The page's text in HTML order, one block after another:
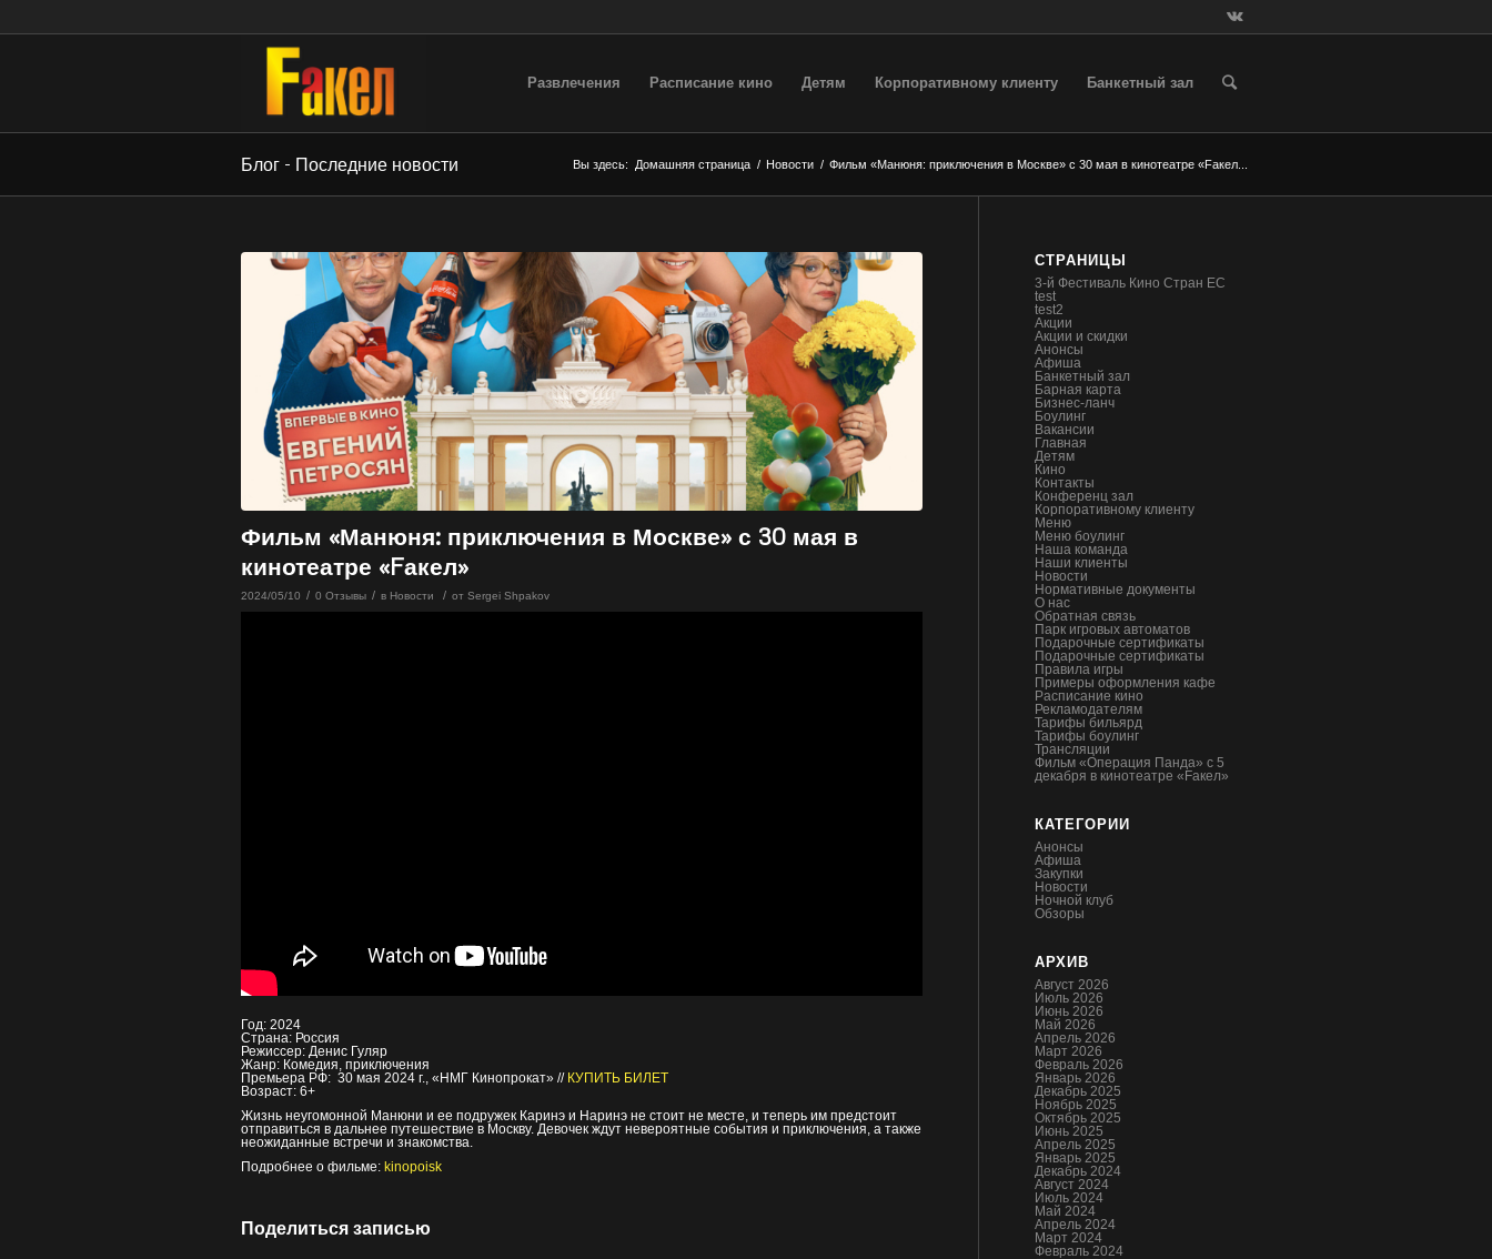
Развлечения Расписание кино Детям Корпоративному клиенту Банкетный зал
Блог - Последние новости Вы здесь: Домашняя страница / Новости / Фильм «Манюня: приключения в Москве» с 30 мая в кинотеатре «Fакел...
Фильм «Манюня: приключения в Москве» с 30 мая в
кинотеатре «Fакел»
2024/05/10 / 0 Отзывы / в Новости / от Sergei Shpakov
Год: 2024
Страна: Россия
Режиссер: Денис Гуляр
Жанр: Комедия, приключения
Премьера РФ: 30 мая 2024 г., «НМГ Кинопрокат» // КУПИТЬ БИЛЕТ
Возраст: 6+
Жизнь неугомонной Манюни и ее подружек Каринэ и Наринэ не стоит не месте, и теперь им предстоит
отправиться в дальнее путешествие в Москву. Девочек ждут невероятные события и приключения, а также
неожиданные встречи и знакомства.
Подробнее о фильме: kinopoisk
Поделиться записью
СТРАНИЦЫ
3-й Фестиваль Кино Стран ЕС
test
test2
Акции
Акции и скидки
Анонсы
Афиша
Банкетный зал
Барная карта
Бизнес-ланч
Боулинг
Вакансии
Главная
Детям
Кино
Контакты
Конференц зал
Корпоративному клиенту
Меню
Меню боулинг
Наша команда
Наши клиенты
Новости
Нормативные документы
О нас
Обратная связь
Парк игровых автоматов
Подарочные сертификаты
Подарочные сертификаты
Правила игры
Примеры оформления кафе
Расписание кино
Рекламодателям
Тарифы бильярд
Тарифы боулинг
Трансляции
Фильм «Операция Панда» с 5
декабря в кинотеатре «Fакел»
КАТЕГОРИИ
Анонсы
Афиша
Закупки
Новости
Ночной клуб
Обзоры
АРХИВ
Август 2026
Июль 2026
Июнь 2026
Май 2026
Апрель 2026
Март 2026
Февраль 2026
Январь 2026
Декабрь 2025
Ноябрь 2025
Октябрь 2025
Июнь 2025
Апрель 2025
Январь 2025
Декабрь 2024
Август 2024
Июль 2024
Май 2024
Апрель 2024
Март 2024
Февраль 2024